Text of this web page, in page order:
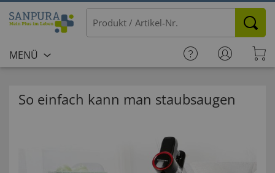
MENÜ
So einfach kann man staubsaugen